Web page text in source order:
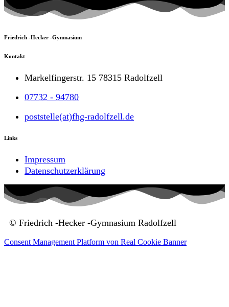
Friedrich -Hecker -Gymnasium
Kontakt
Markelfingerstr. 15 78315 Radolfzell
07732 - 94780
poststelle(at)fhg-radolfzell.de
Links
Impressum
Datenschutzerklärung
© Friedrich -Hecker -Gymnasium Radolfzell
Consent Management Platform von Real Cookie Banner